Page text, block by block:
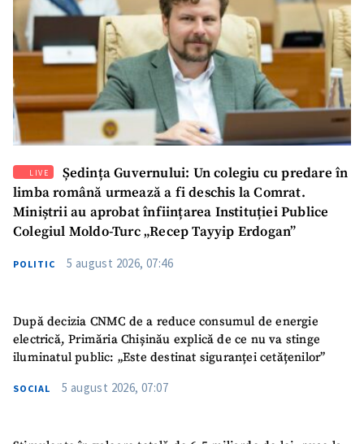
SUSȚINE
LIVE
Ședința Guvernului: Un colegiu cu predare în
limba română urmează a fi deschis la Comrat.
Miniștrii au aprobat înființarea Instituției Publice
Colegiul Moldo-Turc „Recep Tayyip Erdogan”
POLITIC 5 august 2026, 07:46
După decizia CNMC de a reduce consumul de energie
electrică, Primăria Chișinău explică de ce nu va stinge
iluminatul public: „Este destinat siguranței cetățenilor”
SOCIAL 5 august 2026, 07:07